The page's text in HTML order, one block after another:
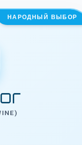
НАРОДНЫЙ ВЫБОР